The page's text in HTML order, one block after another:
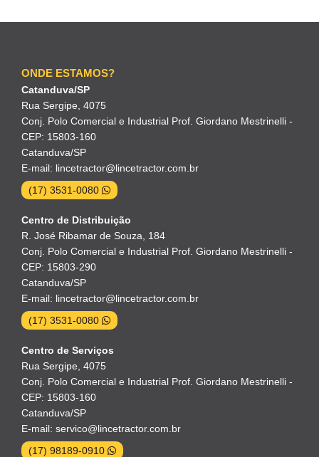
ONDE ESTAMOS?
Catanduva/SP
Rua Sergipe, 4075
Conj. Polo Comercial e Industrial Prof. Giordano Mestrinelli -
CEP: 15803-160
Catanduva/SP
E-mail: lincetractor@lincetractor.com.br
(17) 3531-0080
Centro de Distribuição
R. José Ribamar de Souza, 184
Conj. Polo Comercial e Industrial Prof. Giordano Mestrinelli -
CEP: 15803-290
Catanduva/SP
E-mail: lincetractor@lincetractor.com.br
(17) 3531-0080
Centro de Serviços
Rua Sergipe, 4075
Conj. Polo Comercial e Industrial Prof. Giordano Mestrinelli -
CEP: 15803-160
Catanduva/SP
E-mail: servico@lincetractor.com.br
(17) 98189-0910